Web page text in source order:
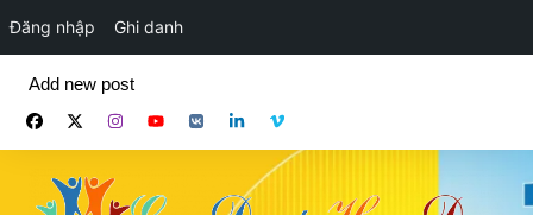
Đăng nhập Ghi danh
phần
Add new post